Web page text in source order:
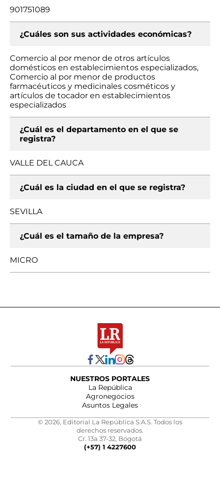
901751089
¿Cuáles son sus actividades económicas?
Comercio al por menor de otros artículos
domésticos en establecimientos especializados,
Comercio al por menor de productos
farmacéuticos y medicinales cosméticos y
artículos de tocador en establecimientos
especializados
¿Cuál es el departamento en el que se
registra?
VALLE DEL CAUCA
¿Cuál es la ciudad en el que se registra?
SEVILLA
¿Cuál es el tamaño de la empresa?
MICRO
NUESTROS PORTALES
La República
Agronegocios
Asuntos Legales
© 2026, Editorial La República S.A.S. Todos los
derechos reservados.
Cr. 13a 37-32, Bogotá
(+57) 1 4227600